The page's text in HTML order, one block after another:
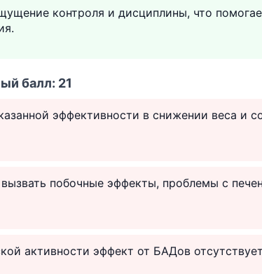
контроля и дисциплины, что
балл: 21
эффективности в снижении веса и
побочные эффекты, проблемы с
активности эффект от БАДов